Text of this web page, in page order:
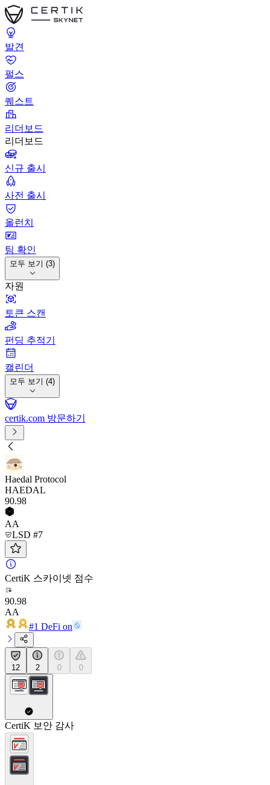
발견
펄스
퀘스트
리더보드
리더보드
신규 출시
사전 출시
올런치
팀 확인
모두 보기 (3)
자원
토큰 스캔
펀딩 추적기
캘린더
모두 보기 (4)
certik.com 방문하기
Haedal Protocol
HAEDAL
90.98
AA
LSD #7
CertiK 스카이넷 점수
90.98
AA
#1 DeFi on
12 2 0 0
CertiK 보안 감사